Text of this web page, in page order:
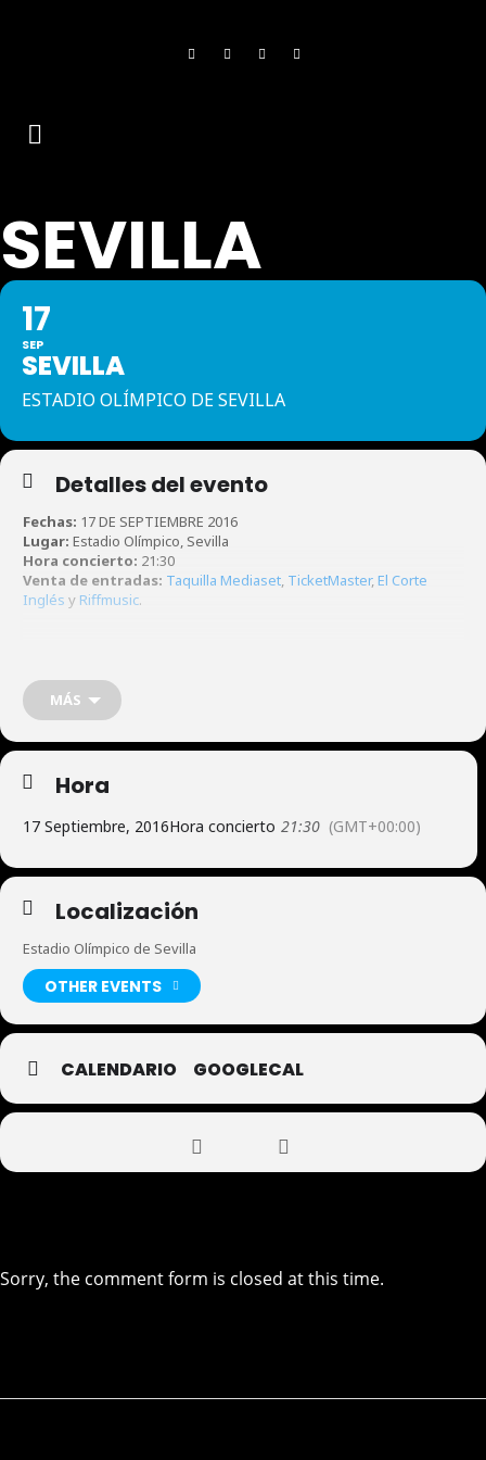
SEVILLA
17
SEP
SEVILLA
ESTADIO OLÍMPICO DE SEVILLA
Detalles del evento
Fechas: 17 DE SEPTIEMBRE 2016
Lugar: Estadio Olímpico, Sevilla
Hora concierto: 21:30
Venta de entradas: Taquilla Mediaset, TicketMaster,El Corte
Inglés y Riffmusic.
MÁS
Hora
17 Septiembre, 2016Hora concierto 21:30 (GMT+00:00)
Localización
Estadio Olímpico de Sevilla
OTHER EVENTS
CALENDARIO GOOGLECAL
Sorry, the comment form is closed at this time.